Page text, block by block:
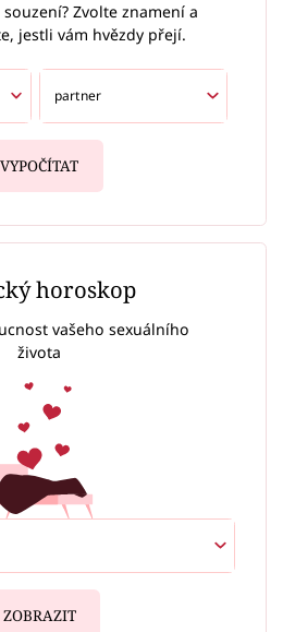
souzení? Zvolte znamení a
jestli vám hvězdy přejí.
VYPOČÍTAT
horoskop
vašeho sexuálního
života
ZOBRAZIT